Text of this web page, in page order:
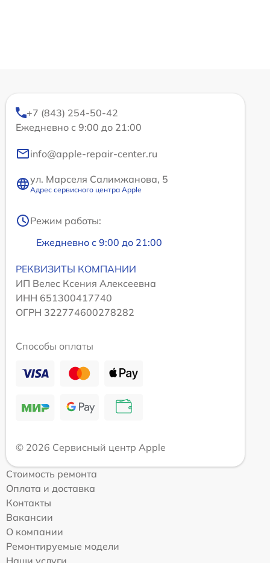
+7 (843) 254-50-42
Ежедневно с 9:00 до 21:00
info@apple-repair-center.ru
ул. Марселя Салимжанова, 5
Адрес сервисного центра Apple
Режим работы:
Ежедневно с 9:00 до 21:00
РЕКВИЗИТЫ КОМПАНИИ
ИП Велес Ксения Алексеевна
ИНН 651300417740
ОГРН 322774600278282
Способы оплаты
© 2026 Сервисный центр Apple
Стоимость ремонта
Оплата и доставка
Контакты
Вакансии
О компании
Ремонтируемые модели